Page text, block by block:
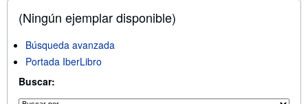
(Ningún ejemplar disponible)
Búsqueda avanzada
Portada IberLibro
Buscar: